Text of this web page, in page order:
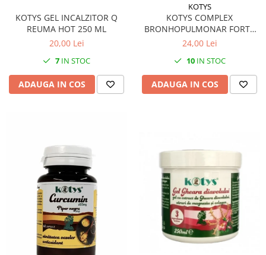
KOTYS GEL INCALZITOR Q
REUMA HOT 250 ML
20,00 Lei
7 IN STOC
ADAUGA IN COS
KOTYS
KOTYS COMPLEX
BRONHOPULMONAR FORTE
SIROP 200 ML
24,00 Lei
10IN STOC
ADAUGA IN COS